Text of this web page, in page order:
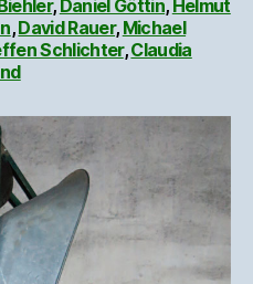
, Daniel Göttin, Helmut
,David Rauer, Michael
Schlichter,Claudia